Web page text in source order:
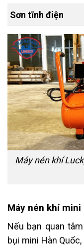
Sơn tĩnh điện
Máy nén khí
Máy nén khí mini
Nếu bạn quan
bụi mini Hàn